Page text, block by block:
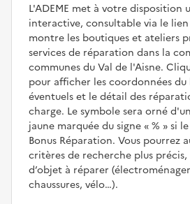
L'ADEME met à votre disposition
interactive, consultable via le lien
montre les boutiques et ateliers
services de réparation dans la
communes du Val de l'Aisne.
pour afficher les coordonnées du
éventuels et le détail des
charge. Le symbole sera orné
jaune marquée du signe
%
si
Bonus Réparation. Vous pourrez
critères de recherche plus
d’objet à réparer
chaussures, vélo…).